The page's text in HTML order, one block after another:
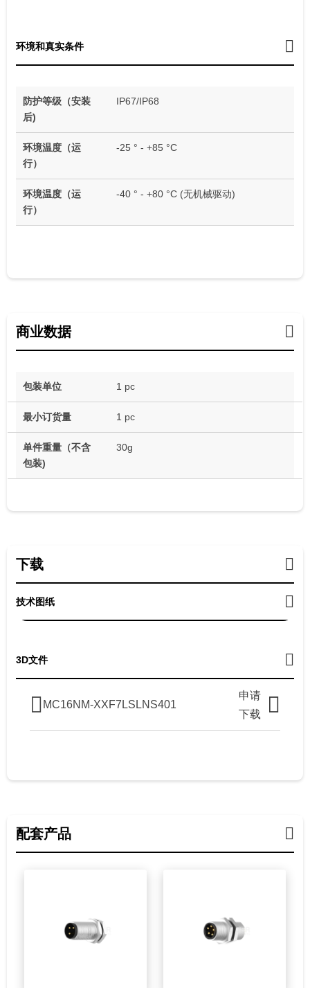
环境和真实条件
防护等级（安装
后)
IP67/IP68
环境温度（运
行）
-25 ° - +85 °C
环境温度（运
行）
-40 ° - +80 °C (无机械驱动)
商业数据
包装单位 1 pc
最小订货量 1 pc
单件重量（不含
包装)
30g
下载
技术图纸
3D文件
MC16NM-XXF7LSLNS401
申请
下载
配套产品